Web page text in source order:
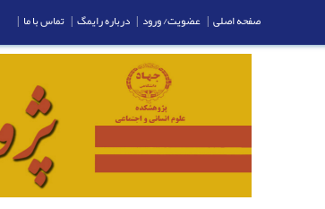
صفحه اصلی | عضویت/ ورود | درباره رایمگ | تماس با ما |